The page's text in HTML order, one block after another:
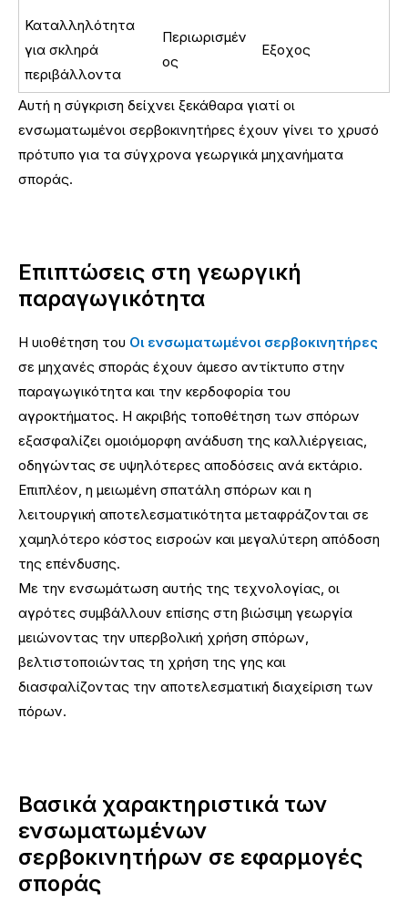
Καταλληλότητα
για σκληρά
περιβάλλοντα
Περιωρισμέν
ος
Εξοχος
Αυτή η σύγκριση δείχνει ξεκάθαρα γιατί οι
ενσωματωμένοι σερβοκινητήρες έχουν γίνει το χρυσό
πρότυπο για τα σύγχρονα γεωργικά μηχανήματα
σποράς.
Επιπτώσεις στη γεωργική
παραγωγικότητα
Η υιοθέτηση του Οι ενσωματωμένοι σερβοκινητήρες
σε μηχανές σποράς έχουν άμεσο αντίκτυπο στην
παραγωγικότητα και την κερδοφορία του
αγροκτήματος. Η ακριβής τοποθέτηση των σπόρων
εξασφαλίζει ομοιόμορφη ανάδυση της καλλιέργειας,
οδηγώντας σε υψηλότερες αποδόσεις ανά εκτάριο.
Επιπλέον, η μειωμένη σπατάλη σπόρων και η
λειτουργική αποτελεσματικότητα μεταφράζονται σε
χαμηλότερο κόστος εισροών και μεγαλύτερη απόδοση
της επένδυσης.
Με την ενσωμάτωση αυτής της τεχνολογίας, οι
αγρότες συμβάλλουν επίσης στη βιώσιμη γεωργία
μειώνοντας την υπερβολική χρήση σπόρων,
βελτιστοποιώντας τη χρήση της γης και
διασφαλίζοντας την αποτελεσματική διαχείριση των
πόρων.
Βασικά χαρακτηριστικά των
ενσωματωμένων
σερβοκινητήρων σε εφαρμογές
σποράς